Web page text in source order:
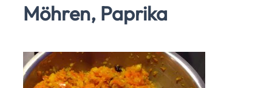
Möhren, Paprika